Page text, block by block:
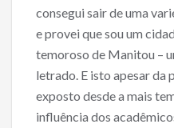
consegui sair de uma
e provei que sou um
temoroso de Manitou –
letrado. E isto apesar da
exposto desde a mais
influência dos